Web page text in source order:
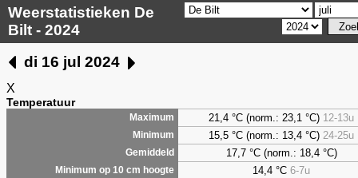
Weerstatistieken De
Bilt - 2024
di 16 jul 2024
X
Temperatuur
Maximum 21,4 °C (norm.: 23,1 °C) 12-13u
Minimum 15,5 °C (norm.: 13,4 °C) 24-25u
Gemiddeld 17,7 °C (norm.: 18,4 °C)
Minimum op 10 cm hoogte 14,4 °C 6-7u